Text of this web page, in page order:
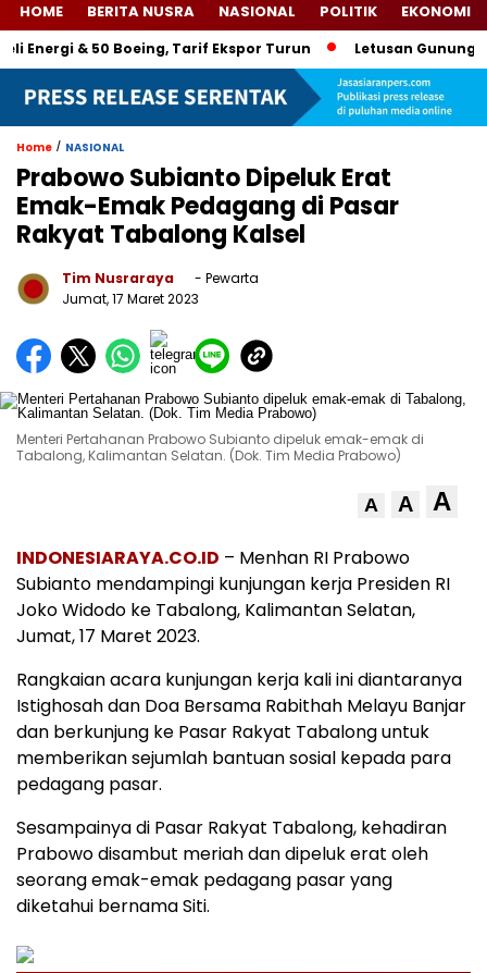
HOME BERITA NUSRA NASIONAL POLITIK EKONOMI
& 50 Boeing, Tarif Ekspor Turun Letusan Gunung
Home / NASIONAL
Prabowo Subianto Dipeluk Erat
Emak-Emak Pedagang di Pasar
Rakyat Tabalong Kalsel
Tim Nusraraya
- Pewarta
Jumat, 17 Maret 2023
Menteri Pertahanan Prabowo Subianto dipeluk emak-emak di
Tabalong, Kalimantan Selatan. (Dok. Tim Media Prabowo)
A A A
INDONESIARAYA.CO.ID – Menhan RI Prabowo
Subianto mendampingi kunjungan kerja Presiden RI
Joko Widodo ke Tabalong, Kalimantan Selatan,
Jumat, 17 Maret 2023.
Rangkaian acara kunjungan kerja kali ini diantaranya
Istighosah dan Doa Bersama Rabithah Melayu Banjar
dan berkunjung ke Pasar Rakyat Tabalong untuk
memberikan sejumlah bantuan sosial kepada para
pedagang pasar.
Sesampainya di Pasar Rakyat Tabalong, kehadiran
Prabowo disambut meriah dan dipeluk erat oleh
seorang emak-emak pedagang pasar yang
diketahui bernama Siti.